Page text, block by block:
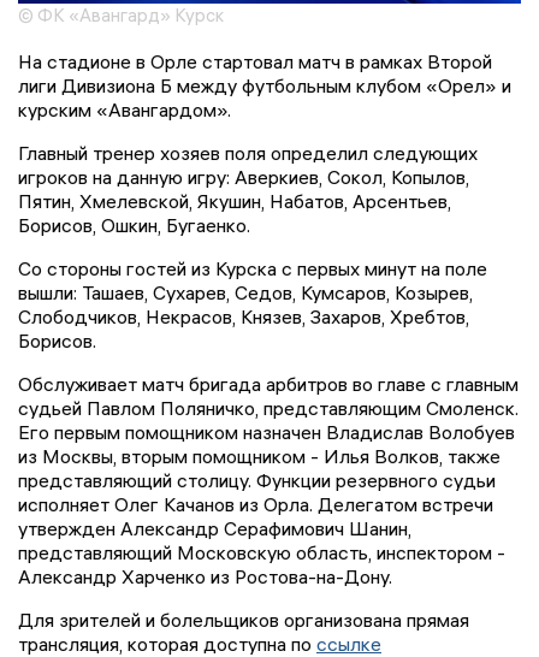
© ФК «Авангард» Курск
На стадионе в Орле стартовал матч в рамках Второй
лиги Дивизиона Б между футбольным клубом «Орел» и
курским «Авангардом».
Главный тренер хозяев поля определил следующих
игроков на данную игру: Аверкиев, Сокол, Копылов,
Пятин, Хмелевской, Якушин, Набатов, Арсентьев,
Борисов, Ошкин, Бугаенко.
Со стороны гостей из Курска с первых минут на поле
вышли: Ташаев, Сухарев, Седов, Кумсаров, Козырев,
Слободчиков, Некрасов, Князев, Захаров, Хребтов,
Борисов.
Обслуживает матч бригада арбитров во главе с главным
судьей Павлом Поляничко, представляющим Смоленск.
Его первым помощником назначен Владислав Волобуев
из Москвы, вторым помощником - Илья Волков, также
представляющий столицу. Функции резервного судьи
исполняет Олег Качанов из Орла. Делегатом встречи
утвержден Александр Серафимович Шанин,
представляющий Московскую область, инспектором -
Александр Харченко из Ростова-на-Дону.
Для зрителей и болельщиков организована прямая
трансляция, которая доступна по ссылке